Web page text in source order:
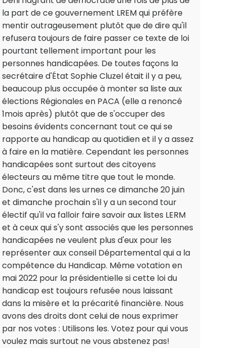
la part de ce gouvernement LREM qui préfère
mentir outrageusement plutôt que de dire qu'il
refusera toujours de faire passer ce texte de loi
pourtant tellement important pour les
personnes handicapées. De toutes façons la
secrétaire d'État Sophie Cluzel était il y a peu,
beaucoup plus occupée à monter sa liste aux
élections Régionales en PACA (elle a renoncé
1mois après) plutôt que de s'occuper des
besoins évidents concernant tout ce qui se
rapporte au handicap au quotidien et il y a assez
à faire en la matière. Cependant les personnes
handicapées sont surtout des citoyens
électeurs au même titre que tout le monde.
Donc, c'est dans les urnes ce dimanche 20 juin
et dimanche prochain s'il y a un second tour
électif qu'il va falloir faire savoir aux listes LERM
et à ceux qui s'y sont associés que les personnes
handicapées ne veulent plus d'eux pour les
représenter aux conseil Départemental qui a la
compétence du Handicap. Même votation en
mai 2022 pour la présidentielle si cette loi du
handicap est toujours refusée nous laissant
dans la misère et la précarité financière. Nous
avons des droits dont celui de nous exprimer
par nos votes : Utilisons les. Votez pour qui vous
voulez mais surtout ne vous abstenez pas!